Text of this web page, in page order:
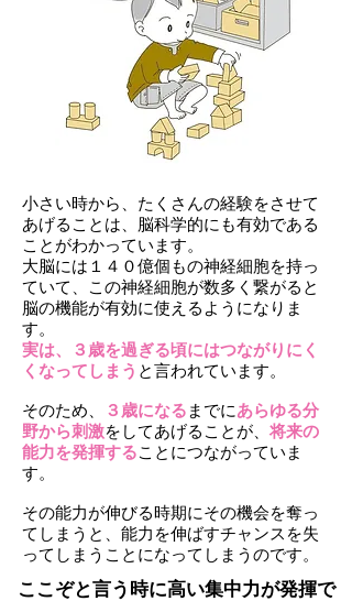
小さい時から、たくさんの経験をさせて
あげることは、脳科学的にも有効である
ことがわかっています。
大脳には１４０億個もの神経細胞を持っ
ていて、この神経細胞が数多く繋がると
脳の機能が有効に使えるようになりま
す。
実は、３歳を過ぎる頃にはつながりにく
くなってしまう と言われています。
そのため、 ３歳になる までにあらゆる分
野から刺激をしてあげることが、 将来の
能力を発揮することにつながっていま
す。
その能力が伸びる時期にその機会を奪っ
てしまうと、能力を伸ばすチャンスを失
ってしまうことになってしまうのです。
ここぞと言う時に高い集中力が発揮で